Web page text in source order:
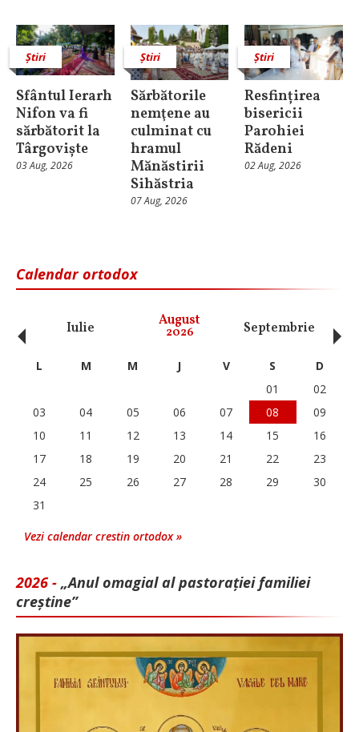
Știri
Sfântul Ierarh
Nifon va fi
sărbătorit la
Târgoviște
03 Aug, 2026
Știri
Sărbătorile
nemţene au
culminat cu
hramul
Mănăstirii
Sihăstria
07 Aug, 2026
Știri
Resfințirea
bisericii
Parohiei
Rădeni
02 Aug, 2026
Calendar ortodox
Iulie August
2026 Septembrie
‹ L M M J V S
D
01
02
03
04 05 06 07 08
09
10
11 12 13 14 15
16
17
18 19 20 21 22
23
24
25 26 27 28 29
30
31
Vezi calendar crestin ortodox »
2026 - „Anul omagial al pastorației familiei
creștine”